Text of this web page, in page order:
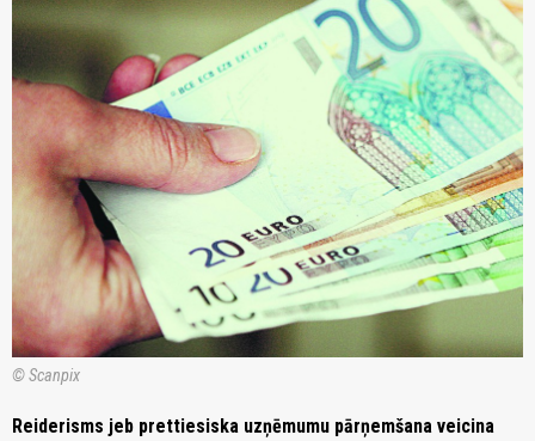
© Scanpix
Reiderisms jeb prettiesiska uzņēmumu pārņemšana veicina